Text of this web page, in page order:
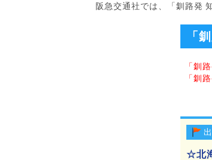
阪急交通社では、「釧路発
「
「釧
「釧
☆北